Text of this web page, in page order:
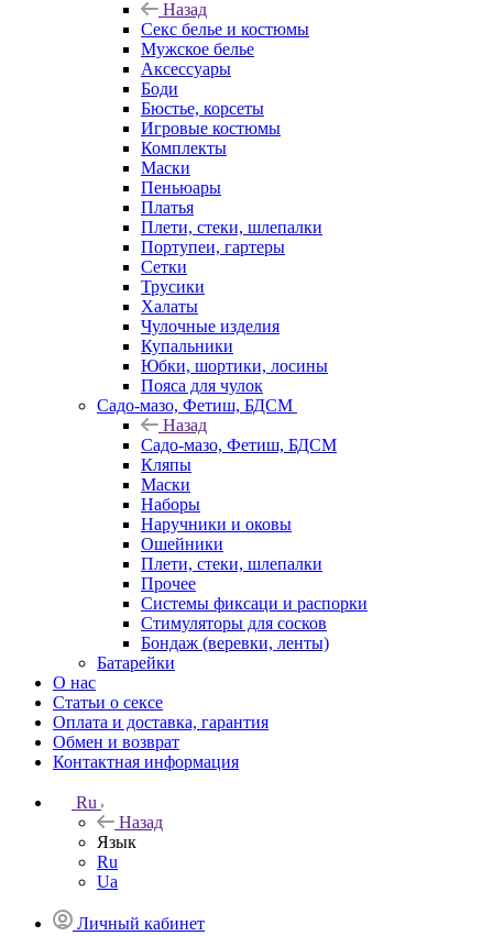
Назад
Секс белье и костюмы
Мужское белье
Аксессуары
Боди
Бюстье, корсеты
Игровые костюмы
Комплекты
Маски
Пеньюары
Платья
Плети, стеки, шлепалки
Портупеи, гартеры
Сетки
Трусики
Халаты
Чулочные изделия
Купальники
Юбки, шортики, лосины
Пояса для чулок
Садо-мазо, Фетиш, БДСМ
Назад
Садо-мазо, Фетиш, БДСМ
Кляпы
Маски
Наборы
Наручники и оковы
Ошейники
Плети, стеки, шлепалки
Прочее
Системы фиксаци и распорки
Стимуляторы для сосков
Бондаж (веревки, ленты)
Батарейки
О нас
Статьи о сексе
Оплата и доставка, гарантия
Обмен и возврат
Контактная информация
Ru
Назад
Язык
Ru
Ua
Личный кабинет